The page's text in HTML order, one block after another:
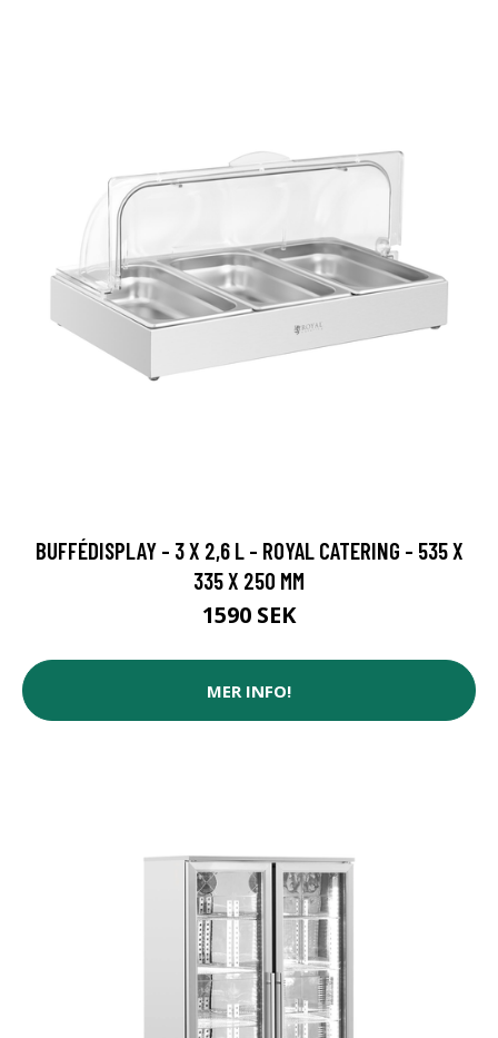
BUFFÉDISPLAY - 3 X 2,6 L - ROYAL CATERING - 535 X
335 X 250 MM
1590 SEK
MER INFO!